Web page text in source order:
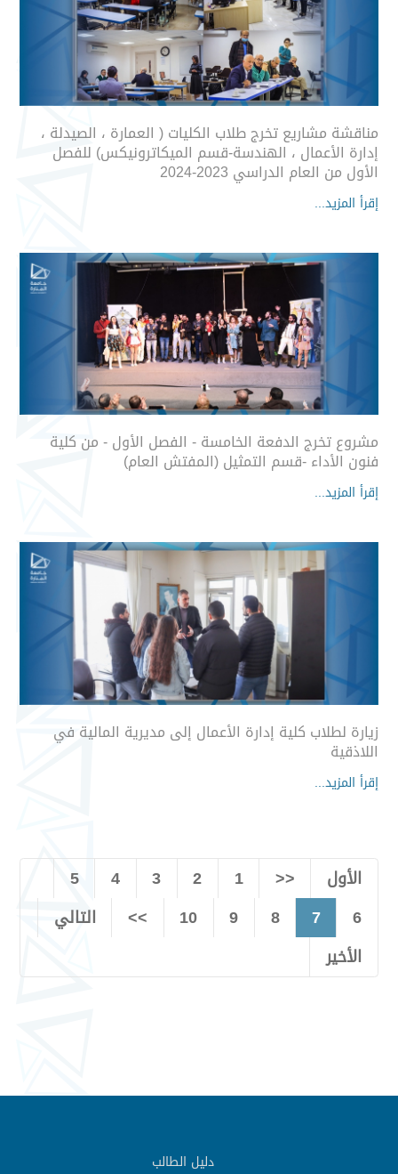
مناقشة مشاريع تخرج طلاب الكليات ( العمارة ، الصيدلة ،
إدارة الأعمال ، الهندسة-قسم الميكاترونيكس) للفصل
الأول من العام الدراسي 2023-2024
إقرأ المزيد...
مشروع تخرج الدفعة الخامسة - الفصل الأول - من كلية
فنون الأداء -قسم التمثيل (المفتش العام)
إقرأ المزيد...
زيارة لطلاب كلية إدارة الأعمال إلى مديرية المالية في
اللاذقية
إقرأ المزيد...
الأول <<
1
2
3
4
5
6
7
8
9
10
>>
التالي
الأخير
دليل الطالب